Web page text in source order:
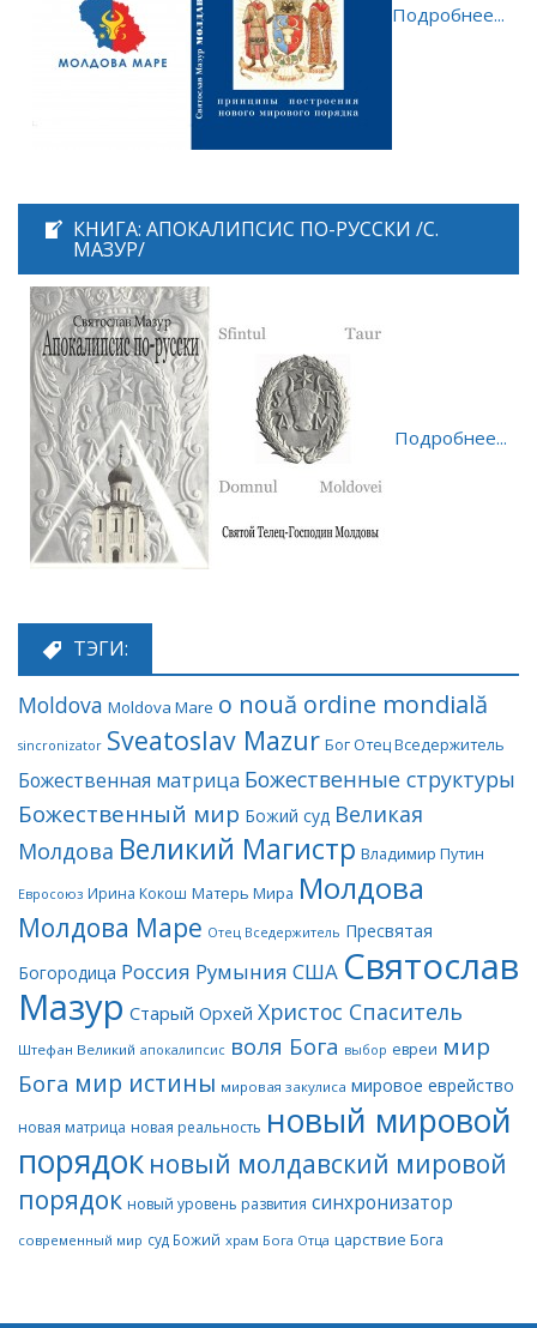
Подробнее...
КНИГА: АПОКАЛИПСИС ПО-РУССКИ /С.
МАЗУР/
Подробнее...
ТЭГИ:
Moldova Moldova Mare o nouă ordine mondială
sincronizator Sveatoslav Mazur Бог Отец Вседержитель
Божественная матрица Божественные структуры
Божественный мир Божий суд Великая
Молдова Великий Магистр Владимир Путин
Евросоюз Ирина Кокош Матерь Мира Молдова
Молдова Маре Отец Вседержитель Пресвятая
Богородица Россия Румыния США Святослав
Мазур Старый Орхей Христос Спаситель
Штефан Великий апокалипсис воля Бога выбор евреи мир
Бога мир истины мировая закулиса мировое еврейство
новая матрица новая реальность новый мировой
порядок новый молдавский мировой
порядок новый уровень развития синхронизатор
современный мир суд Божий храм Бога Отца царствие Бога